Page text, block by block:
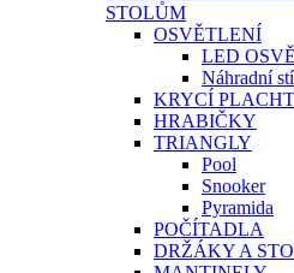
STOLŮM
OSVĚTLENÍ
LED
Náhradní
KRYCÍ
HRABIČKY
TRIANGLY
Pool
Snooker
Pyramida
POČÍTADLA
DRŽÁKY A